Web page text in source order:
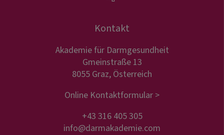
Kontakt
Akademie für Darmgesundheit
Gmeinstraße 13
8055 Graz, Österreich
Online Kontaktformular >
+43 316 405 305
info@darmakademie.com